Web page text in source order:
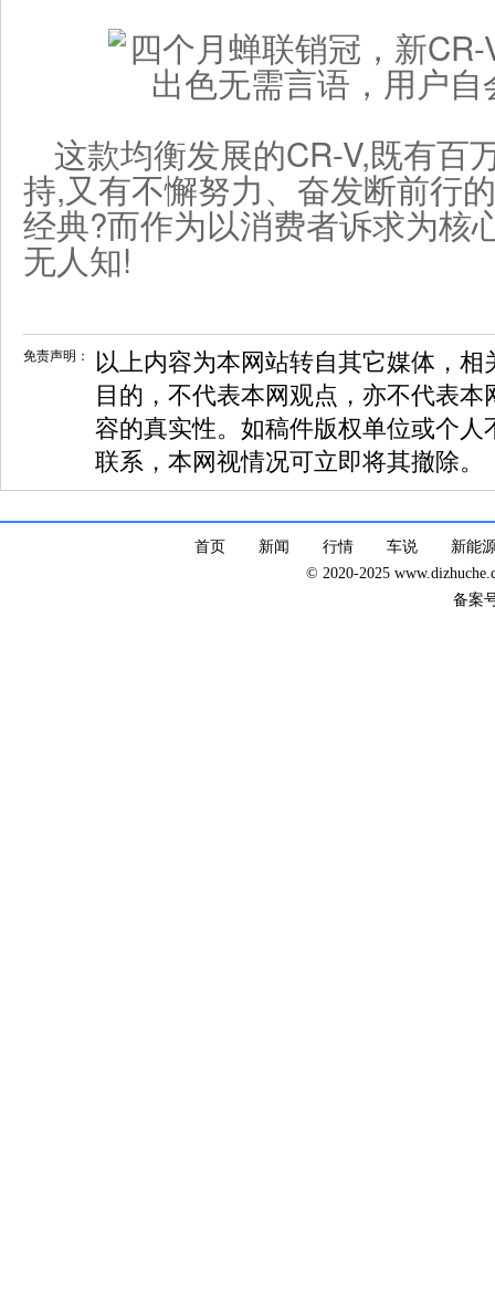
这款均衡发展的CR-V,既有百
持,又有不懈努力、奋发断前行
经典?而作为以消费者诉求为核
无人知!
免责声明：
以上内容为本网站转自其它媒体，
目的，不代表本网观点，亦不代表
容的真实性。如稿件版权单位或个
联系，本网视情况可立即将其撤除。
首页 新闻 行情 车说
新能
© 2020-2025
备案